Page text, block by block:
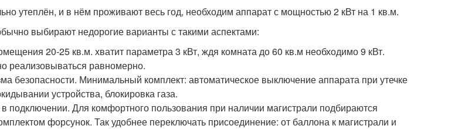
утеплён, и в нём проживают весь год, необходим аппарат с мощностью 2 кВт на 1 кв.м.
выбирают недорогие варианты с такими аспектами:
20-25 кв.м. хватит параметра 3 кВт, ждя комната до 60 кв.м необходимо 9 кВт.
реализовываться равномерно.
безопасности. Минимальный комплект: автоматическое выключение аппарата при утечке
устройства, блокировка газа.
подключении. Для комфортного пользования при наличии магистрали подбираются
форсунок. Так удобнее переключать присоединение: от баллона к магистрали и